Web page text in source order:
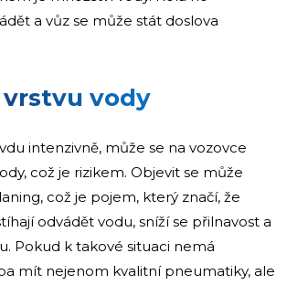
a vůz se může stát doslova
vrstvu vody
intenzivně, může se na vozovce
což je rizikem. Objevit se může
což je pojem, který značí, že
odvádět vodu, sníží se přilnavost a
Pokud k takové situaci nemá
mít nejenom kvalitní pneumatiky, ale